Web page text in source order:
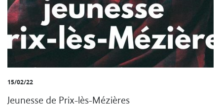
15/02/22
Jeunesse de Prix-lès-Mézières